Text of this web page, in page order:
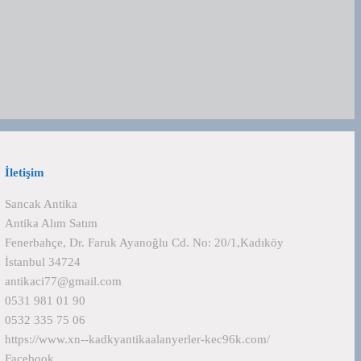
İletişim
Sancak Antika
Antika Alım Satım
Fenerbahçe, Dr. Faruk Ayanoğlu Cd. No: 20/1,Kadıköy
İstanbul 34724
antikaci77@gmail.com
0531 981 01 90
0532 335 75 06
https://www.xn--kadkyantikaalanyerler-kec96k.com/